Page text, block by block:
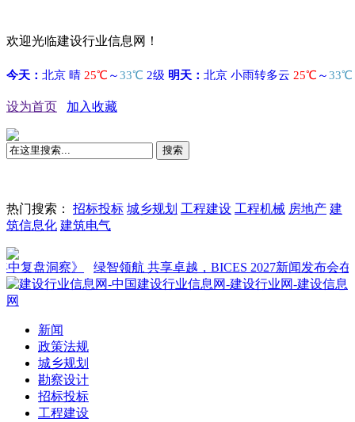
欢迎光临建设行业信息网！
设为首页 加入收藏
搜索
热门搜索： 招标投标 城乡规划 工程建设 工程机械 房地产 建
筑信息化 建筑电气
察》 绿智领航 共享卓越，BICES 2027新闻发布会在京召开
新闻
政策法规
城乡规划
勘察设计
招标投标
工程建设